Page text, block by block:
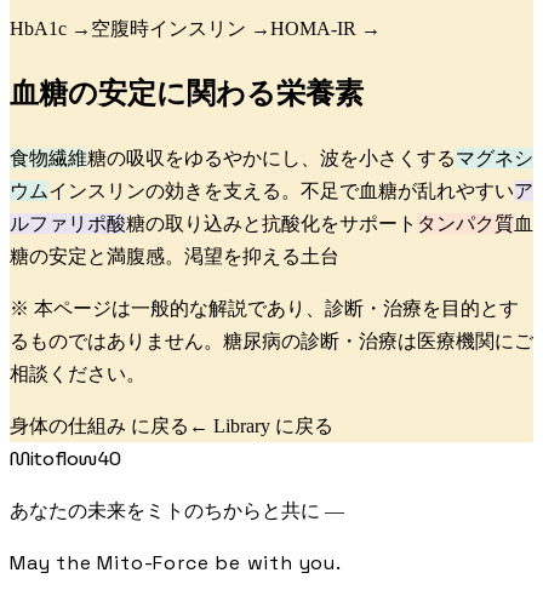
HbA1c → 空腹時インスリン →HOMA-IR →
血糖の安定に関わる栄養素
食物繊維糖の吸収をゆるやかにし、波を小さくするマグネシ
ウムインスリンの効きを支える。不足で血糖が乱れやすいア
ルファリポ酸糖の取り込みと抗酸化をサポート タンパク質血
糖の安定と満腹感。渇望を抑える土台
※ 本ページは一般的な解説であり、診断・治療を目的とす
るものではありません。糖尿病の診断・治療は医療機関にご
相談ください。
身体の仕組み に戻る ← Library に戻る
Mitoflow40
あなたの未来をミトのちからと共に —
May the Mito-Force be with you.